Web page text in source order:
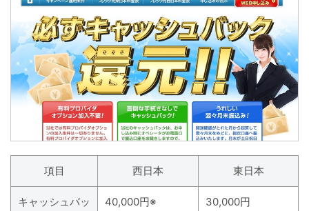
項目 西日本 東日本
キャッシュバッ
40,000円※ 30,000円